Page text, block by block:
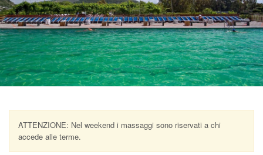
ATTENZIONE: Nel weekend i massaggi sono riservati a chi
accede alle terme.